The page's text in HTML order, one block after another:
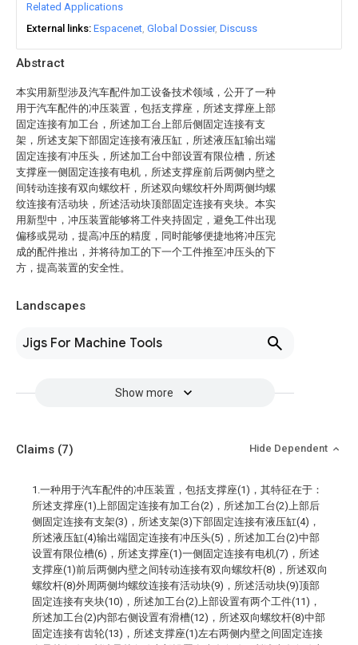
Abstract
本实用新型涉及汽车配件加工设备技术领域，公开了一种
用于汽车配件的冲压装置，包括支撑座，所述支撑座上部
固定连接有加工台，所述加工台上部后侧固定连接有支
架，所述支架下部固定连接有液压缸，所述液压缸输出端
固定连接有冲压头，所述加工台中部设置有限位槽，所述
支撑座一侧固定连接有电机，所述支撑座前后两侧内壁之
间转动连接有双向螺纹杆，所述双向螺纹杆外周两侧均螺
纹连接有活动块，所述活动块顶部固定连接有夹块。本实
用新型中，冲压装置能够将工件夹持固定，避免工件出现
偏移或晃动，提高冲压的精度，同时能够便捷地将冲压完
成的配件推出，并将待加工的下一个工件推至冲压头的下
方，提高装置的安全性。
Landscapes
Jigs For Machine Tools
Show more
Related Applications
External links Espacenet Global Dossier Discuss
Claims (7) Hide Dependent
1.一种用于汽车配件的冲压装置，包括支撑座(1)，其特征在于：
所述支撑座(1)上部固定连接有加工台(2)，所述加工台(2)上部后
侧固定连接有支架(3)，所述支架(3)下部固定连接有液压缸(4)，
所述液压缸(4)输出端固定连接有冲压头(5)，所述加工台(2)中部
设置有限位槽(6)，所述支撑座(1)一侧固定连接有电机(7)，所述
支撑座(1)前后两侧内壁之间转动连接有双向螺纹杆(8)，所述双向
螺纹杆(8)外周两侧均螺纹连接有活动块(9)，所述活动块(9)顶部
固定连接有夹块(10)，所述加工台(2)上部设置有两个工件(11)，
所述加工台(2)内部右侧设置有滑槽(12)，所述双向螺纹杆(8)中部
固定连接有齿轮(13)，所述支撑座(1)左右两侧内壁之间固定连接